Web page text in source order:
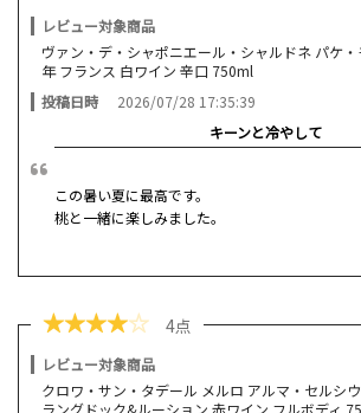
レビュー対象商品
ヴァン・デ・シャポニエール・シャルドネ パケ
年 フランス 白ワイン 辛口 750ml
投稿日時
2026/07/28 17:35:39
キーンと冷やして
この暑い夏に最高です。
桃と一緒に楽しみました。
★★★★☆ 4点
レビュー対象商品
クロワ・サン・タデール メルロ アルマ・セルシ
ラングドック&ルーション 赤ワイン フルボディ